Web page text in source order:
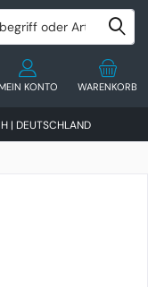
| DEUTSCHLAND
WARENKORB
KONTO